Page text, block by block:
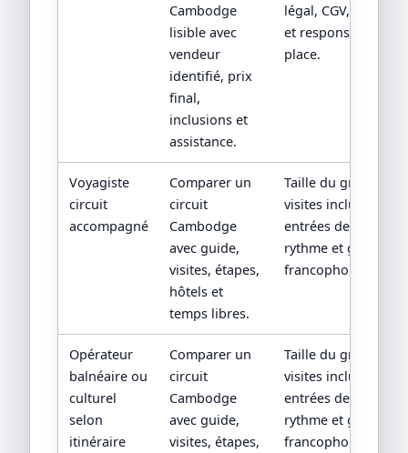
Cambodge
lisible avec
vendeur
identifié, prix
final,
inclusions et
assistance.
légal, CGV,
et responsabilité
place.
Voyagiste
circuit
accompagné
Comparer un
circuit
Cambodge
avec guide,
visites, étapes,
hôtels et
temps libres.
Taille du groupe,
visites incluses,
entrées de sites,
rythme et guide
francophone.
Opérateur
balnéaire ou
culturel
selon
itinéraire
Comparer un
circuit
Cambodge
avec guide,
visites, étapes,
Taille du groupe,
visites incluses,
entrées de sites,
rythme et guide
francophone.